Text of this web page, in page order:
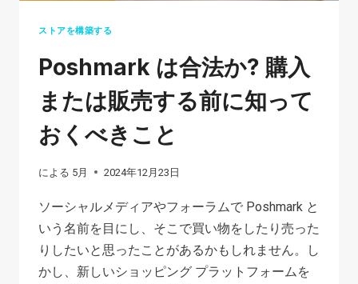
ストアを構築する
Poshmark は合法か? 購入
または販売する前に知って
おくべきこと
による 5月 2024年12月23日
ソーシャルメディアやフォーラムで Poshmark と
いう名前を目にし、そこで買い物をしたり売った
りしたいと思ったことがあるかもしれません。し
かし、新しいショッピング プラットフォームを